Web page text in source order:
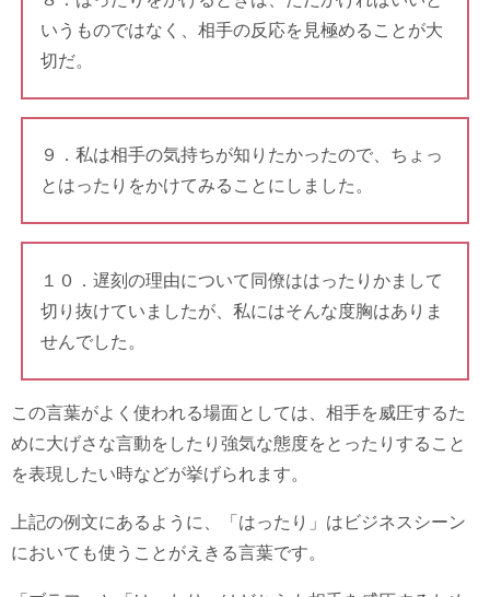
いうものではなく、相手の反応を見極めることが大
切だ。
９．私は相手の気持ちが知りたかったので、ちょっ
とはったりをかけてみることにしました。
１０．遅刻の理由について同僚ははったりかまして
切り抜けていましたが、私にはそんな度胸はありま
せんでした。
この言葉がよく使われる場面としては、相手を威圧するた
めに大げさな言動をしたり強気な態度をとったりすること
を表現したい時などが挙げられます。
上記の例文にあるように、「はったり」はビジネスシーン
においても使うことがえきる言葉です。